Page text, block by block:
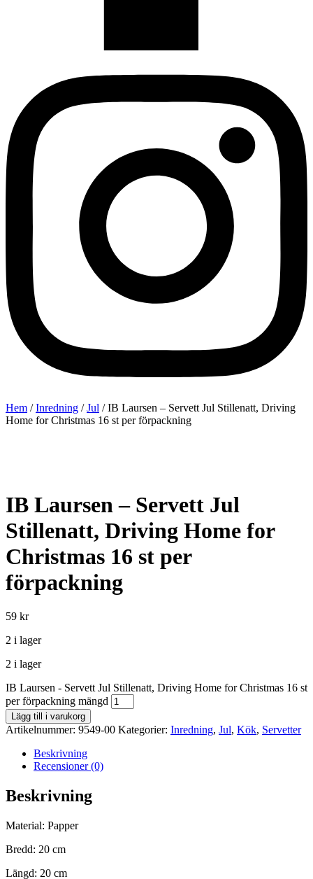
Hem /Inredning /Jul / IB Laursen – Servett Jul Stillenatt, Driving
Home for Christmas 16 st per förpackning
IB Laursen – Servett Jul
Stillenatt, Driving Home for
Christmas 16 st per
förpackning
59 kr
2 i lager
2 i lager
IB Laursen - Servett Jul Stillenatt, Driving Home for Christmas 16 st
per förpackning mängd
Lägg till i varukorg
Artikelnummer: 9549-00 Kategorier: Inredning, Jul, Kök, Servetter
Beskrivning
Recensioner (0)
Beskrivning
Material: Papper
Bredd: 20 cm
Längd: 20 cm